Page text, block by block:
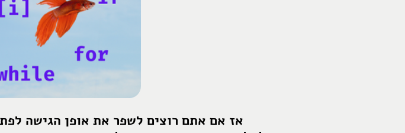
אז אם אתם רוצים לשפר את אופן הגישה